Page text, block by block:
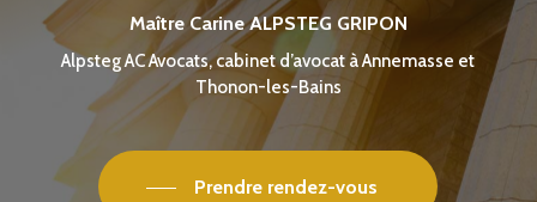
Maître Carine ALPSTEG GRIPON
Alpsteg AC Avocats, cabinet d’avocat à Annemasse et
Thonon-les-Bains
Prendre rendez-vous